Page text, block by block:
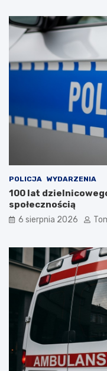
POLICJA WYDARZENIA
100 lat
społecznością
6 sierpnia 2026